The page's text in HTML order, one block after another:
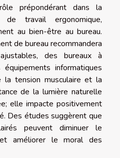
prépondérant dans la
travail ergonomique,
au bien-être au bureau.
de bureau recommandera
des bureaux à
informatiques
la tension musculaire et la
de la lumière naturelle
elle impacte positivement
Des études suggèrent que
peuvent diminuer le
améliorer le moral des